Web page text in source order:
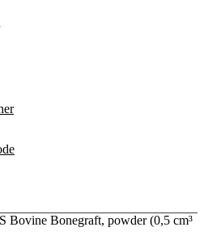
Bovine Bonegraft, powder (0,5 cm³